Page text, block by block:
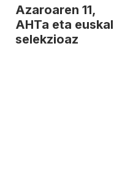
Azaroaren 11,
AHTa eta euskal
selekzioaz